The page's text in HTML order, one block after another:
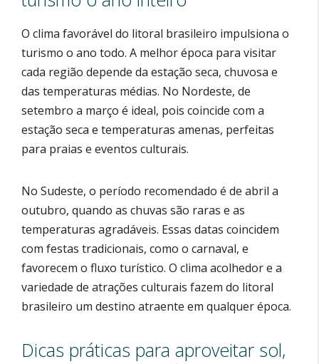
O clima favorável do litoral brasileiro impulsiona o
turismo o ano todo. A melhor época para visitar
cada região depende da estação seca, chuvosa e
das temperaturas médias. No Nordeste, de
setembro a março é ideal, pois coincide com a
estação seca e temperaturas amenas, perfeitas
para praias e eventos culturais.
No Sudeste, o período recomendado é de abril a
outubro, quando as chuvas são raras e as
temperaturas agradáveis. Essas datas coincidem
com festas tradicionais, como o carnaval, e
favorecem o fluxo turístico. O clima acolhedor e a
variedade de atrações culturais fazem do litoral
brasileiro um destino atraente em qualquer época.
Dicas práticas para aproveitar sol,